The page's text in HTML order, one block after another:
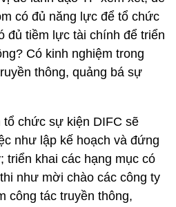
có đủ năng lực để tổ chức
đủ tiềm lực tài chính để triển
Có kinh nghiệm trong
thông, quảng bá sự
chức sự kiện DIFC sẽ
như lập kế hoạch và đứng
triển khai các hạng mục có
như mời chào các công ty
công tác truyền thông,